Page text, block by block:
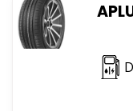
D